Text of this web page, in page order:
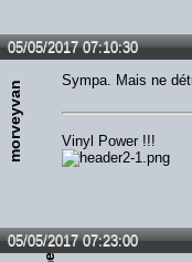
05/05/2017 07:10:30
morveyvan Sympa. Mais ne
Vinyl Power !!!
05/05/2017 07:23:00